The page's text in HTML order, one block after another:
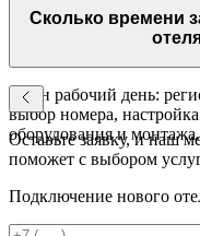
и специальное
исходящих —
Сколько времени
Один рабочий день:
выбор номера,
оборудования и монтажа.
Оставьте заявку, и наш
поможет с выбором
Подключение нового